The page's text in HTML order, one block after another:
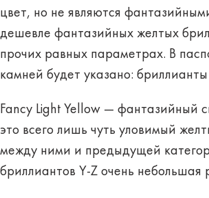
цвет, но не являются
дешевле фантазийных желтых
прочих равных параметрах. В
камней будет указано: бриллианты
Fancy Light Yellow — фантазийный
это всего лишь чуть уловимый
между ними и предыдущей
бриллиантов Y-Z очень небольшая